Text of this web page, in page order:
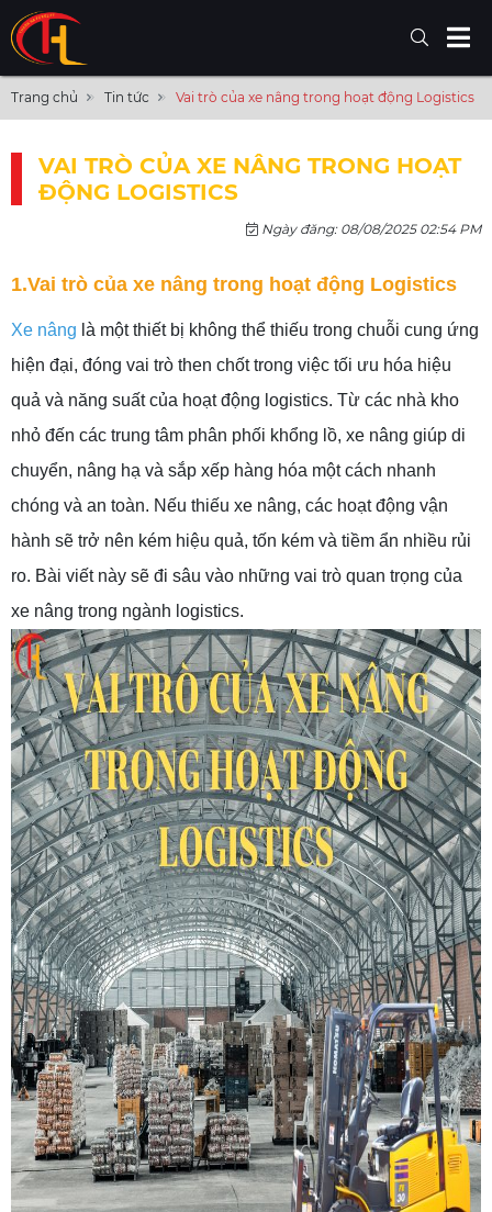
Trang chủ Tin tức Vai trò của xe nâng trong hoạt động Logistics
VAI TRÒ CỦA XE NÂNG TRONG HOẠT
ĐỘNG LOGISTICS
Ngày đăng: 08/08/2025 02:54 PM
1.Vai trò của xe nâng trong hoạt động Logistics
Xe nâng là một thiết bị không thể thiếu trong chuỗi cung ứng
hiện đại, đóng vai trò then chốt trong việc tối ưu hóa hiệu
quả và năng suất của hoạt động logistics. Từ các nhà kho
nhỏ đến các trung tâm phân phối khổng lồ, xe nâng giúp di
chuyển, nâng hạ và sắp xếp hàng hóa một cách nhanh
chóng và an toàn. Nếu thiếu xe nâng, các hoạt động vận
hành sẽ trở nên kém hiệu quả, tốn kém và tiềm ẩn nhiều rủi
ro. Bài viết này sẽ đi sâu vào những vai trò quan trọng của
xe nâng trong ngành logistics.